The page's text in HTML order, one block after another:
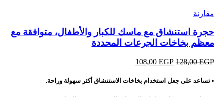
مقارنة
حجرة استنشاق مع ماسك للكبار والأطفال، متوافقة مع
معظم بخاخات الجرعات المحددة
128,00EGP
السعر
هو:
108,00 EGP
هو:
• تساعد على جعل استخدام بخاخات الاستنشاق أكثر سهولة وراحة.